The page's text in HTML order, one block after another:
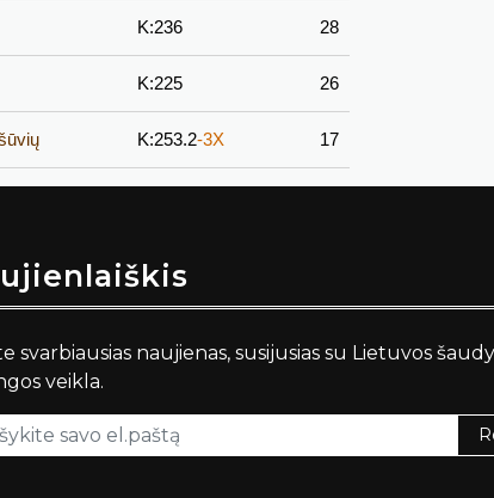
K:236 28
K:225 26
K:253.2-3X 17
svarbiausias naujienas, susijusias su Lietuvos
veikla.